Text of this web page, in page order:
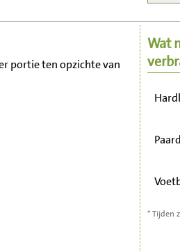
portie ten opzichte van
Wat
* Tijden